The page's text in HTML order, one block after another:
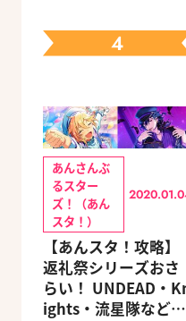
る豪華グッズ付き限
定セットも同時発売
4
あんさんぶ
るスター
ズ！（あん
スタ！）
【あんスタ！攻略】
返礼祭シリーズおさ
らい！ UNDEAD・
ights・流星隊など、